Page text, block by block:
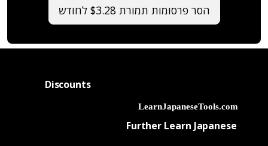
הסר פרסומות תמורת $3.28 לחודש
Discounts
Further Learn Japanese